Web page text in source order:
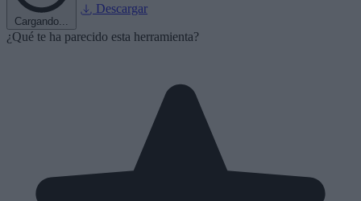
Cargando...
Descargar
¿Qué te ha parecido esta herramienta?